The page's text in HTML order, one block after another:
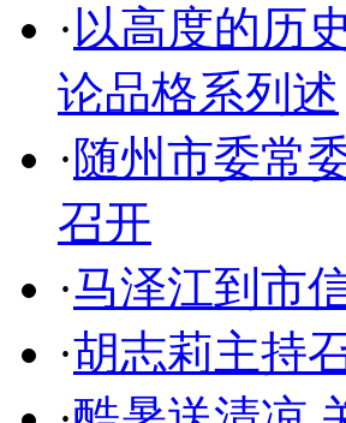
·以高度的历
论品格系列述
·随州市委常
召开
·马泽江到市
·胡志莉主持